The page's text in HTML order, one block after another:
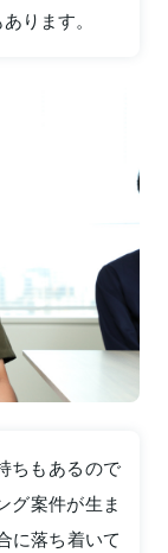
ります。
ちもあるので
グ案件が生ま
に落ち着いて